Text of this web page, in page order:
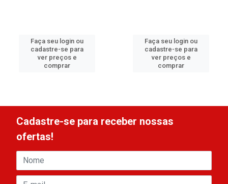
Faça seu login ou
cadastre-se para
ver preços e
comprar
Faça seu login ou
cadastre-se para
ver preços e
comprar
Cadastre-se para receber nossas
ofertas!